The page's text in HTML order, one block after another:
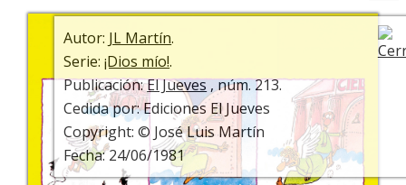
¡Dios mío!
Autor: JL Martín.
Serie:¡Dios mío!.
Publicación:El Jueves, núm. 213.
Cedida por: Ediciones El Jueves
Copyright: © José Luis Martín
Fecha: 24/06/1981